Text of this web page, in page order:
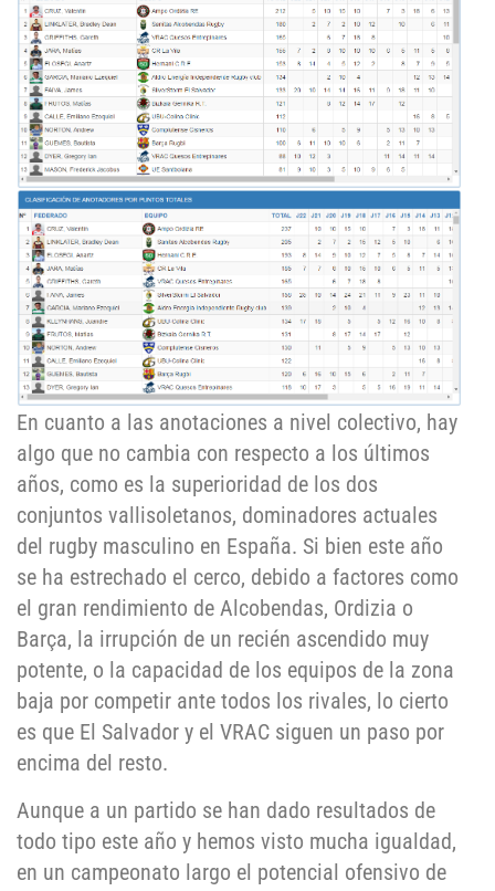
En cuanto a las anotaciones a nivel colectivo, hay
algo que no cambia con respecto a los últimos
años, como es la superioridad de los dos
conjuntos vallisoletanos, dominadores actuales
del rugby masculino en España. Si bien este año
se ha estrechado el cerco, debido a factores como
el gran rendimiento de Alcobendas, Ordizia o
Barça, la irrupción de un recién ascendido muy
potente, o la capacidad de los equipos de la zona
baja por competir ante todos los rivales, lo cierto
es que El Salvador y el VRAC siguen un paso por
encima del resto.
Aunque a un partido se han dado resultados de
todo tipo este año y hemos visto mucha igualdad,
en un campeonato largo el potencial ofensivo de